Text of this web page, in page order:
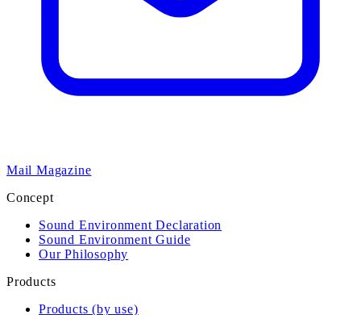
Mail Magazine
Concept
Sound Environment Declaration
Sound Environment Guide
Our Philosophy
Products
Products (by use)